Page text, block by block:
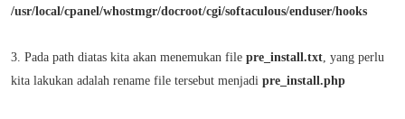
/usr/local/cpanel/whostmgr/docroot/cgi/softaculous/enduser/hooks
3. Pada path diatas kita akan menemukan file pre_install.txt , yang perlu
kita lakukan adalah rename file tersebut menjadi pre_install.php